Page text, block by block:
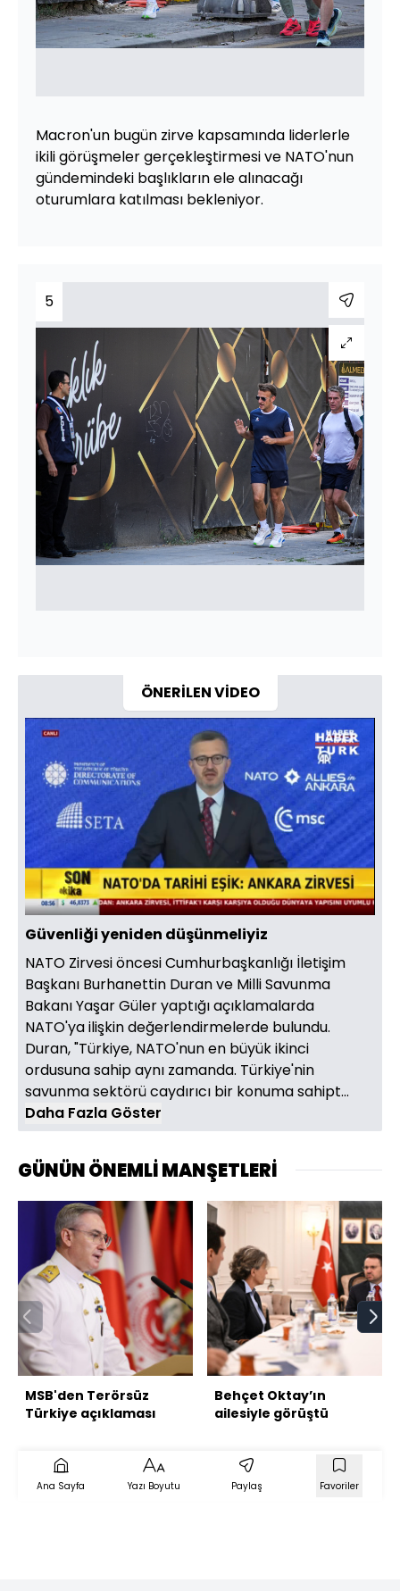
Macron'un bugün zirve kapsamında liderlerle
ikili görüşmeler gerçekleştirmesi ve NATO'nun
gündemindeki başlıkların ele alınacağı
oturumlara katılması bekleniyor.
5
ÖNERİLEN VİDEO
Sesi
Aç
Yüklendi:
13.64%
Oynatma
Hızı
Güvenliği yeniden düşünmeliyiz
NATO Zirvesi öncesi Cumhurbaşkanlığı İletişim
Başkanı Burhanettin Duran ve Milli Savunma
Bakanı Yaşar Güler yaptığı açıklamalarda
NATO'ya ilişkin değerlendirmelerde bulundu.
Duran, "Türkiye, NATO'nun en büyük ikinci
ordusuna sahip aynı zamanda. Türkiye'nin
savunma sektörü caydırıcı bir konuma sahipt...
Daha Fazla Göster
GÜNÜN ÖNEMLİ MANŞETLERİ
MSB'den Terörsüz
Türkiye açıklaması
Behçet Oktay’ın
ailesiyle görüştü
Ana Sayfa Yazı Boyutu Paylaş Favoriler